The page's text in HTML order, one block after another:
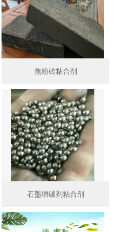
焦粉砖粘合剂
石墨增碳剂粘合剂